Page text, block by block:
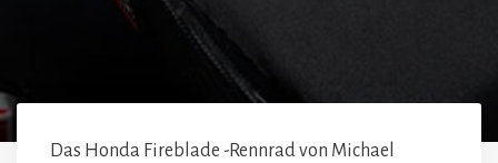
Das Honda Fireblade -Rennrad von Michael